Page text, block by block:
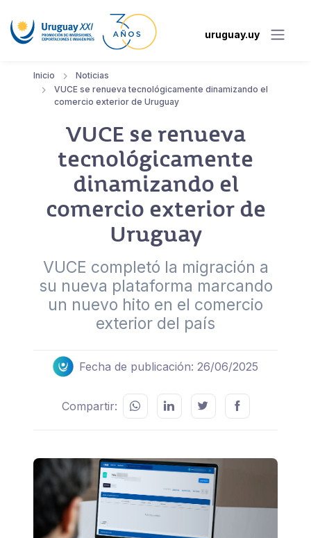
uruguay.uy
Inicio
Noticias
VUCE se renueva tecnológicamente dinamizando el
comercio exterior de Uruguay
VUCE se renueva
tecnológicamente
dinamizando el
comercio exterior de
Uruguay
VUCE completó la migración a
su nueva plataforma marcando
un nuevo hito en el comercio
exterior del país
Fecha de publicación: 26/06/2025
Compartir: